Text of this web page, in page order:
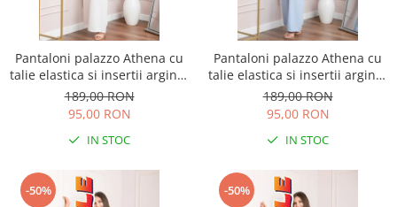
Pantaloni palazzo Athena cu
talie elastica si insertii argintii
- Alb
189,00 RON
95,00 RON
IN STOC
Pantaloni palazzo Athena cu
talie elastica si insertii argintii
- Bleu
189,00 RON
95,00 RON
IN STOC
-50% -50%